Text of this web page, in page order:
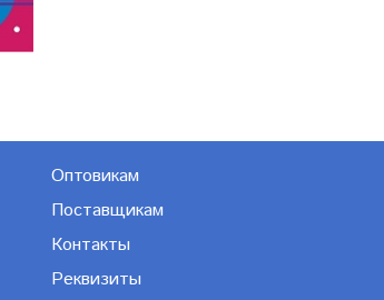
Оптовикам
Поставщикам
Контакты
Реквизиты